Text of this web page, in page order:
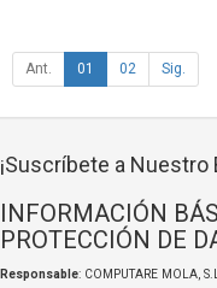
Ant. 01 02 Sig.
¡Suscríbete a Nuestro
INFORMACIÓN
PROTECCIÓN DE
Responsable: COMPUTARE MOLA,